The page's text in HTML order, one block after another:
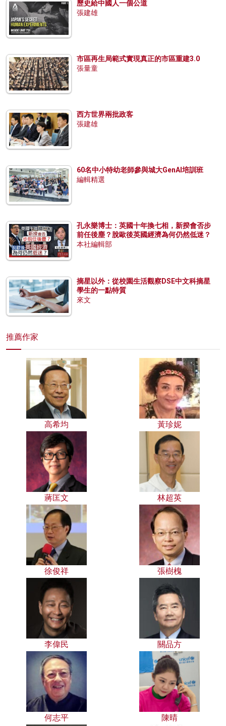
歷史給中國人一個公道
張建雄
市區再生局範式實現真正的市區重建3.0
張量童
西方世界兩批政客
張建雄
60名中小特幼老師參與城大GenAI培訓班
編輯精選
孔永樂博士：英國十年換七相，新揆會否步
前任後塵？脫歐後英國經濟為何仍然低迷？
本社編輯部
摘星以外：從校園生活觀察DSE中文科摘星
學生的一點特質
來文
推薦作家
高希均 黃珍妮
蔣匡文 林超英
徐俊祥 張樹槐
李偉民 關品方
何志平 陳晴